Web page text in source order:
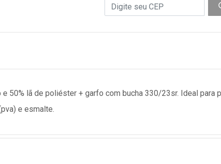
50% lã de poliéster + garfo com bucha 330/23sr. Ideal para
e esmalte.